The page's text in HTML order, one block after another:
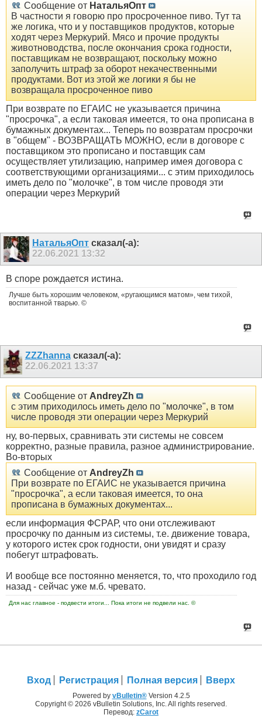
Сообщение от НатальяОпт
В частности я говорю про просроченное пиво. Тут та
же логика, что и у поставщиков продуктов, которые
ходят через Меркурий. Мясо и прочие продукты
животноводства, после окончания срока годности,
поставщикам не возвращают, поскольку можно
заполучить штраф за оборот некачественными
продуктами. Вот из этой же логики я бы не
возвращала просроченное пиво
При возврате по ЕГАИС не указывается причина
"просрочка", а если таковая имеется, то она прописана в
бумажных документах... Теперь по возвратам просрочки
в "общем" - ВОЗВРАЩАТЬ МОЖНО, если в договоре с
поставщиком это прописано и поставщик сам
осуществляет утилизацию, например имея договора с
соответствующими организациями... с этим приходилось
иметь дело по "молочке", в том числе проводя эти
операции через Меркурий
НатальяОпт сказал(-а):
22.06.2021 13:32
В споре рождается истина.
Лучше быть хорошим человеком, «ругающимся матом», чем тихой,
воспитанной тварью. ©
ZZZhannaсказал(-а):
22.06.2021 13:37
Сообщение от AndreyZh
с этим приходилось иметь дело по "молочке", в том
числе проводя эти операции через Меркурий
ну, во-первых, сравнивать эти системы не совсем
корректно, разные правила, разное администрирование.
Во-вторых
Сообщение от AndreyZh
При возврате по ЕГАИС не указывается причина
"просрочка", а если таковая имеется, то она
прописана в бумажных документах...
если информация ФСРАР, что они отслеживают
просрочку по данным из системы, т.е. движение товара,
у которого истек срок годности, они увидят и сразу
побегут штрафовать.
И вообще все постоянно меняется, то, что проходило год
назад - сейчас уже м.б. чревато.
Для нас главное - подвести итоги... Пока итоги не подвели нас. ©
Вход Регистрация Полная версия Вверх
Powered by vBulletin®Version 4.2.5
Copyright © 2026 vBulletin Solutions, Inc. All rights reserved.
Перевод: zCarot